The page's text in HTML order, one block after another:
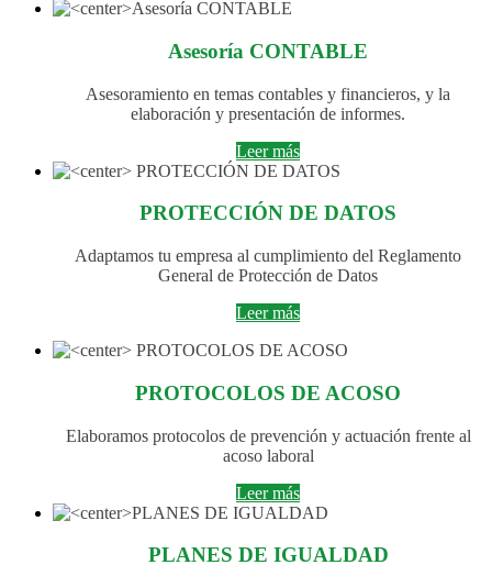
Asesoría CONTABLE
Asesoramiento en temas contables y financieros, y la
elaboración y presentación de informes.
Leer más
PROTECCIÓN DE DATOS
Adaptamos tu empresa al cumplimiento del Reglamento
General de Protección de Datos
Leer más
PROTOCOLOS DE ACOSO
Elaboramos protocolos de prevención y actuación frente al
acoso laboral
Leer más
PLANES DE IGUALDAD